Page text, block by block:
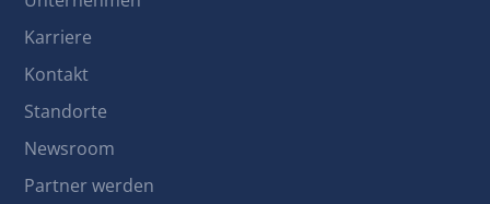
Karriere
Kontakt
Standorte
Newsroom
Partner werden